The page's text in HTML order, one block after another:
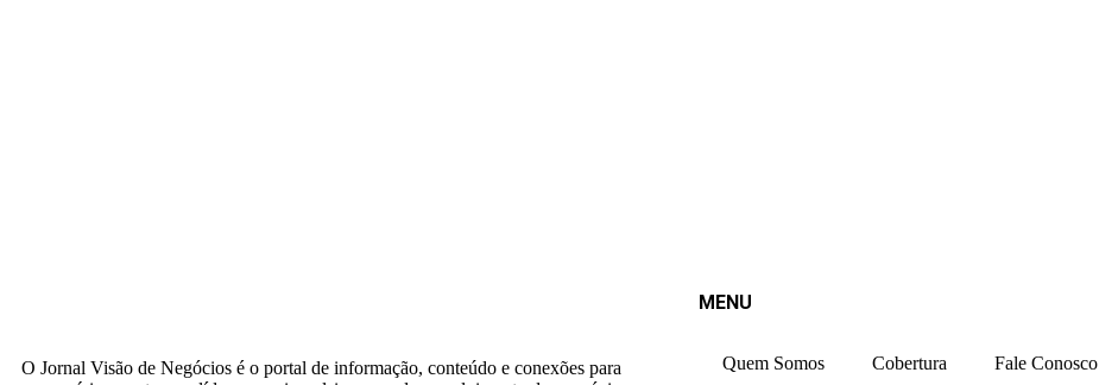
O Jornal Visão de Negócios é o portal de informação, conteúdo e conexões para
MENU
Quem Somos Cobertura Fale Conosco